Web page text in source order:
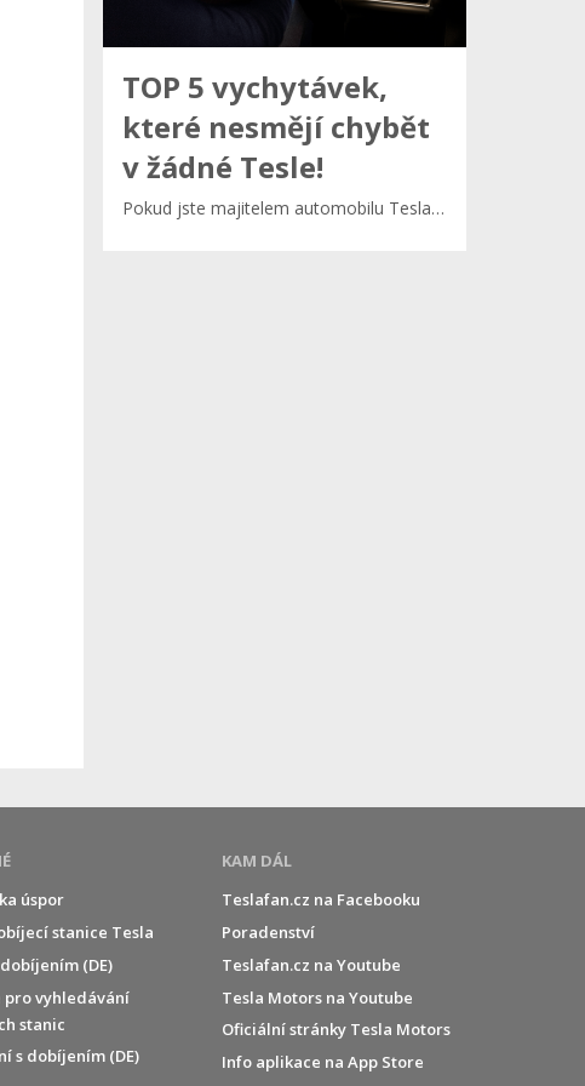
TOP 5 vychytávek,
které nesmějí chybět
v žádné Tesle!
​Pokud jste majitelem automobilu Tesla…
úspor
stanice Tesla
(DE)
pro vyhledávání
stanic
s dobíjením (DE)
KAM DÁL
Teslafan.cz na Facebooku
Poradenství
Teslafan.cz na Youtube
Tesla Motors na Youtube
Oficiální stránky Tesla Motors
Info aplikace na App Store